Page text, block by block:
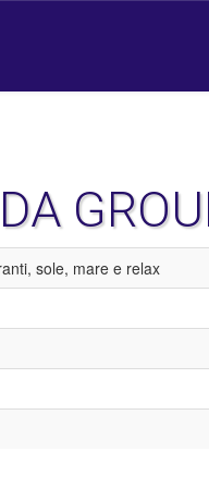
sole, mare e relax